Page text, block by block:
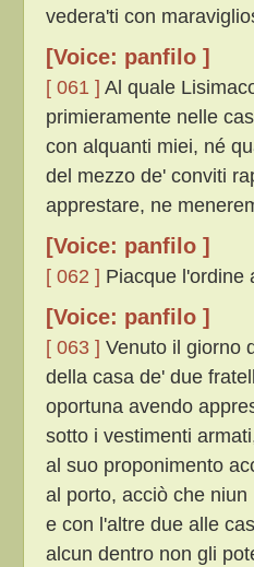
vedera'ti con
[Voice: panfilo ]
[ 061 ] Al quale
primieramente nelle
con alquanti miei, né
del mezzo de' conviti
apprestare, ne
[Voice: panfilo ]
[ 062 ] Piacque l'ordine
[Voice: panfilo ]
[ 063 ] Venuto il giorno
della casa de' due
oportuna avendo
sotto i vestimenti
al suo proponimento
al porto, acciò che
e con l'altre due alle
alcun dentro non gli